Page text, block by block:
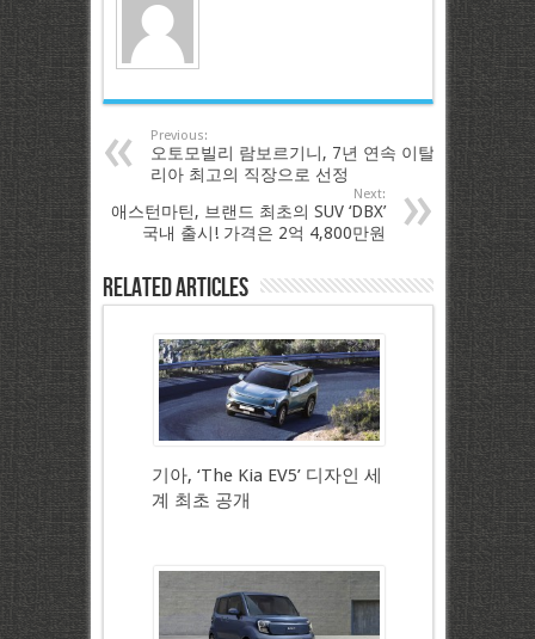
Previous:
오토모빌리 람보르기니, 7년 연속 이탈
리아 최고의 직장으로 선정
Next:
애스턴마틴, 브랜드 최초의 SUV ‘DBX’
국내 출시! 가격은 2억 4,800만원
Related Articles
기아, ‘The Kia EV5’ 디자인 세
계 최초 공개